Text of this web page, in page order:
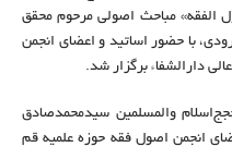
الفقه» مباحث اصولی مرحوم محقق
با حضور اساتید و اعضای انجمن
دارالشفاء برگزار شد.
والمسلمین سیدمحمدصادق
انجمن اصول فقه حوزه علمیه قم